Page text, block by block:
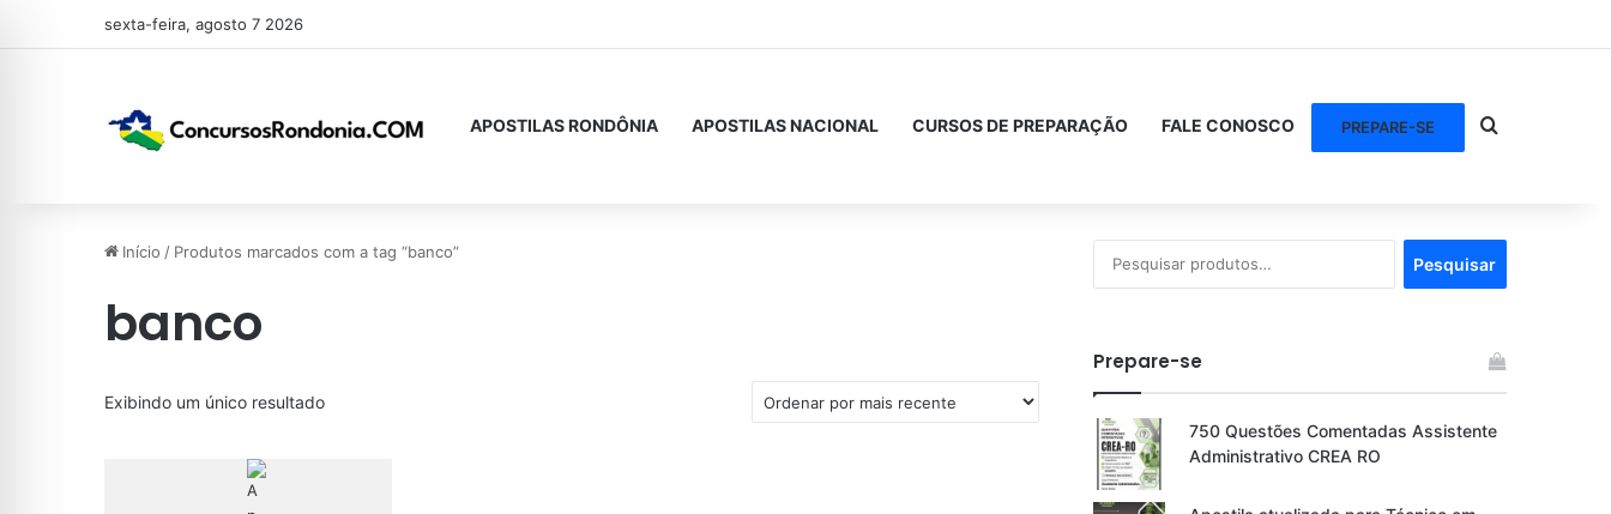
sexta-feira, agosto 7 2026
APOSTILAS RONDÔNIA APOSTILAS NACIONAL CURSOS DE PREPARAÇÃO FALE CONOSCO PREPARE-SE Procurar por
Início / Produtos marcados com a tag “banco”
banco
Exibindo um único resultado
por:
Pesquisar
Prepare-se
750 Questões Comentadas Assistente
Administrativo CREA RO